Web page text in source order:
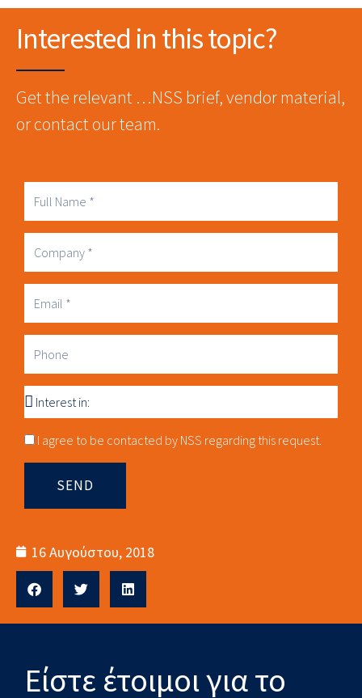
Interested in this topic?
Get the relevant …NSS brief, vendor material,
or contact our team.
Full
Name
Company
Business
Email
Phone
Interest
in
Consnet
I agree to be contacted by NSS regarding this request.
SEND
16 Αυγούστου, 2018
Είστε έτοιμοι για το